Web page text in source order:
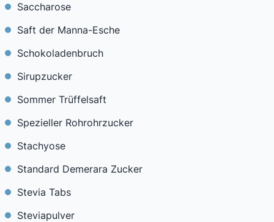
Saccharose
Saft der Manna-Esche
Schokoladenbruch
Sirupzucker
Sommer Trüffelsaft
Spezieller Rohrohrzucker
Stachyose
Standard Demerara Zucker
Stevia Tabs
Steviapulver